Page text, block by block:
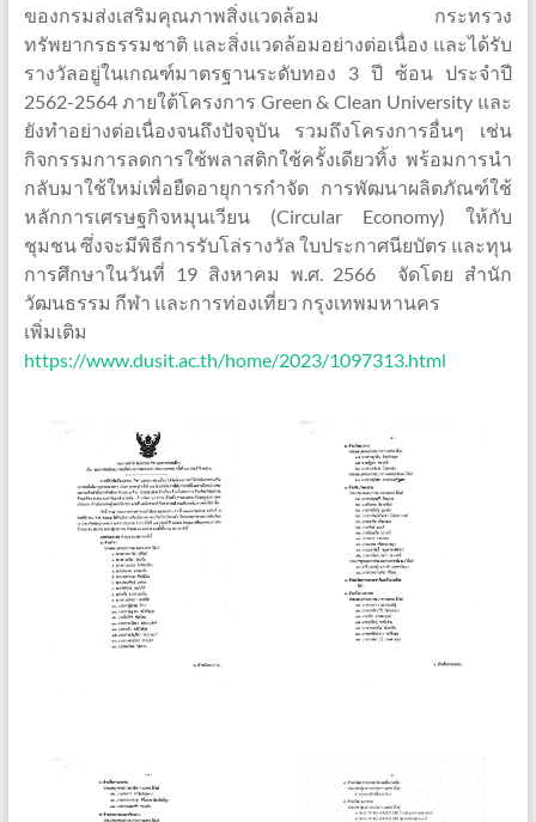
ของกรมส่งเสริมคุณภาพสิ่งแวดล้อม กระทรวง
ทรัพยากรธรรมชาติ และสิ่งแวดล้อมอย่างต่อเนื่อง และได้รับ
รางวัลอยู่ในเกณฑ์มาตรฐานระดับทอง 3 ปี ซ้อน ประจำปี
2562-2564 ภายใต้โครงการ Green & Clean University และ
ยังทำอย่างต่อเนื่องจนถึงปัจจุบัน รวมถึงโครงการอื่นๆ เช่น
กิจกรรมการลดการใช้พลาสติกใช้ครั้งเดียวทิ้ง พร้อมการนำ
กลับมาใช้ใหม่เพื่อยืดอายุการกำจัด การพัฒนาผลิตภัณฑ์ใช้
หลักการเศรษฐกิจหมุนเวียน (Circular Economy) ให้กับ
ชุมชน ซึ่งจะมีพิธีการรับโล่รางวัล ใบประกาศนียบัตร และทุน
การศึกษาในวันที่ 19 สิงหาคม พ.ศ. 2566 จัดโดย สำนัก
วัฒนธรรม กีฬา และการท่องเที่ยว กรุงเทพมหานคร
เพิ่มเติม
https://www.dusit.ac.th/home/2023/1097313.html